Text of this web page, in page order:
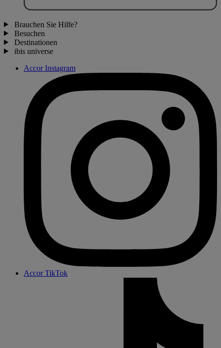
Brauchen Sie Hilfe?
Besuchen
Destinationen
ibis universe
Accor Instagram
Accor TikTok